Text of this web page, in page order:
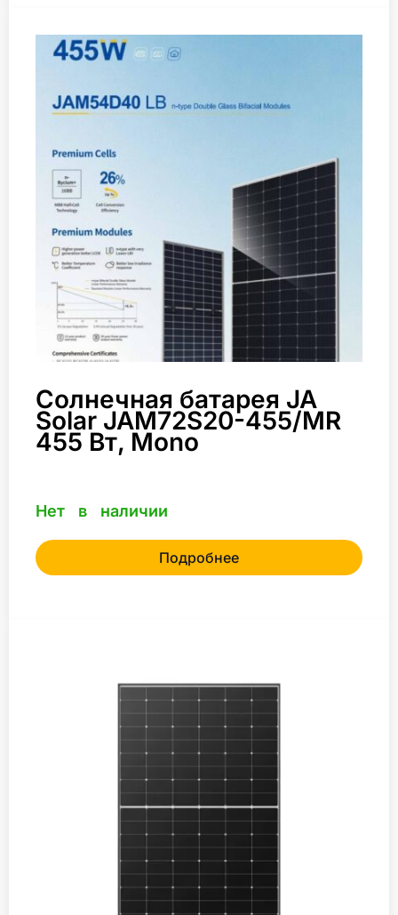
Солнечная батарея JA
Solar JAM72S20-455/MR
455 Вт, Mono
Нет в наличии
Подробнее